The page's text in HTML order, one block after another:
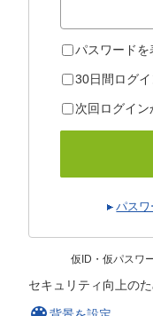
パスワードを
30日間ログ
次回ログイ
パスワ
仮ID・仮パスワ
セキュリティ向上の